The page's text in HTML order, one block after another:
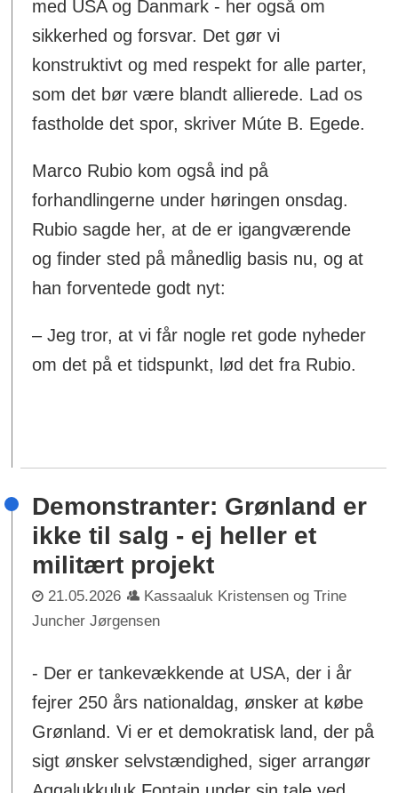
med USA og Danmark - her også om
sikkerhed og forsvar. Det gør vi
konstruktivt og med respekt for alle parter,
som det bør være blandt allierede. Lad os
fastholde det spor, skriver Múte B. Egede.
Marco Rubio kom også ind på
forhandlingerne under høringen onsdag.
Rubio sagde her, at de er igangværende
og finder sted på månedlig basis nu, og at
han forventede godt nyt:
– Jeg tror, at vi får nogle ret gode nyheder
om det på et tidspunkt, lød det fra Rubio.
Demonstranter: Grønland er
ikke til salg - ej heller et
militært projekt
21.05.2026
Kassaaluk Kristensen og Trine
Juncher Jørgensen
- Der er tankevækkende at USA, der i år
fejrer 250 års nationaldag, ønsker at købe
Grønland. Vi er et demokratisk land, der på
sigt ønsker selvstændighed, siger arrangør